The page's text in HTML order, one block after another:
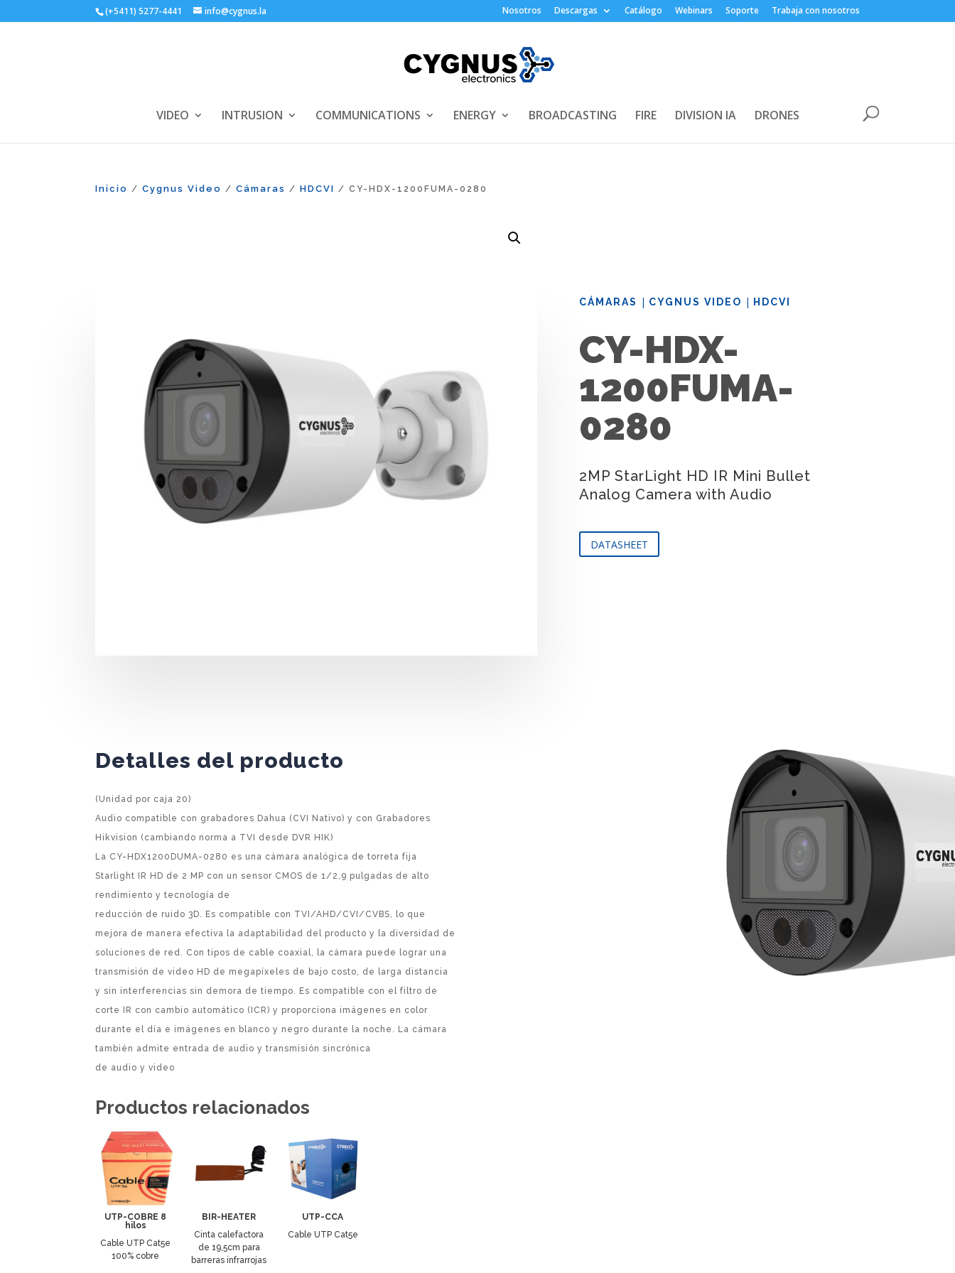
(+5411) 5277-4441 info@cygnus.la Nosotros Descargas Catálogo Webinars Soporte Trabaja con nosotros
VIDEO INTRUSION COMMUNICATIONS ENERGY BROADCASTING FIRE DIVISION IA DRONES
Inicio /Cygnus Video /Cámaras /HDCVI / CY-HDX-1200FUMA-0280
CÁMARAS | CYGNUS VIDEO | HDCVI
CY-HDX-
1200FUMA-
0280
2MP StarLight HD IR Mini Bullet
Analog Camera with Audio
DATASHEET
Detalles del producto
(Unidad por caja 20)
Audio compatible con grabadores Dahua (CVI Nativo) y con Grabadores
Hikvision (cambiando norma a TVI desde DVR HIK)
La CY-HDX1200DUMA-0280 es una cámara analógica de torreta fija
Starlight IR HD de 2 MP con un sensor CMOS de 1/2,9 pulgadas de alto
rendimiento y tecnología de
reducción de ruido 3D. Es compatible con TVI/AHD/CVI/CVBS, lo que
mejora de manera efectiva la adaptabilidad del producto y la diversidad de
soluciones de red. Con tipos de cable coaxial, la cámara puede lograr una
transmisión de video HD de megapíxeles de bajo costo, de larga distancia
y sin interferencias sin demora de tiempo. Es compatible con el filtro de
corte IR con cambio automático (ICR) y proporciona imágenes en color
durante el día e imágenes en blanco y negro durante la noche. La cámara
también admite entrada de audio y transmisión sincrónica
de audio y video
Productos relacionados
UTP-COBRE 8
hilos
Cable UTP Cat5e
100% cobre
BIR-HEATER
Cinta calefactora
de 19,5cm para
barreras infrarrojas
UTP-CCA
Cable UTP Cat5e